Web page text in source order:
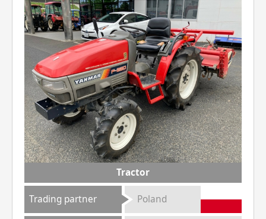
Tractor
Trading partner Poland